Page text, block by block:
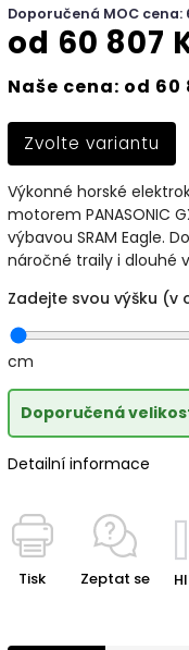
Doporučená MOC cena:
od 60 807
Naše cena: od 60
Zvolte variantu
Výkonné horské
motorem PANASONIC
výbavou SRAM Eagle.
náročné traily i dlouhé
Zadejte svou výšku (v
cm
Doporučená
Detailní informace
Tisk Zeptat se